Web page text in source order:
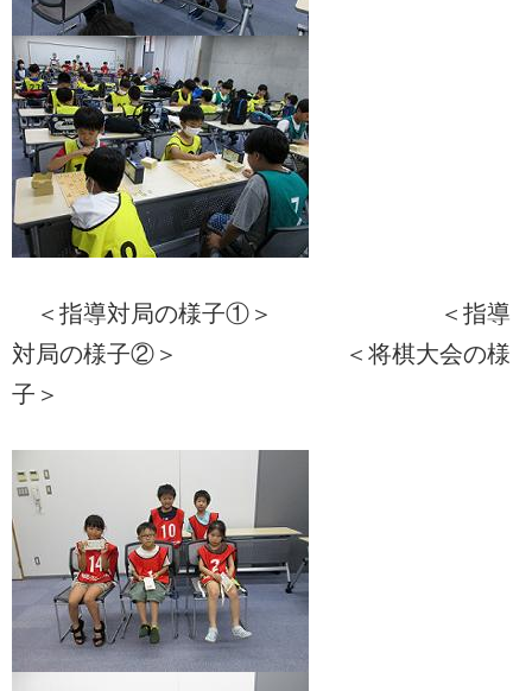
＜指導対局の様子①＞ ＜指導
対局の様子②＞ ＜将棋大会の様
子＞